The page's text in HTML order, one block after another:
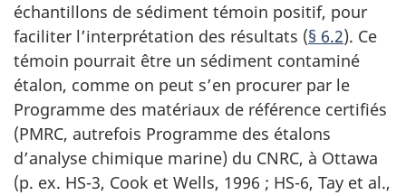
échantillons de sédiment témoin positif, pour
faciliter l’interprétation des résultats (§ 6.2). Ce
témoin pourrait être un sédiment contaminé
étalon, comme on peut s’en procurer par le
Programme des matériaux de référence certifiés
(PMRC, autrefois Programme des étalons
d’analyse chimique marine) du CNRC, à Ottawa
(p. ex. HS-3, Cook et Wells, 1996 ; HS-6, Tay et al.,